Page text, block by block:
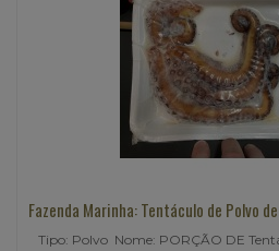
Fazenda Marinha: Tentáculo de Polvo
Tipo: Polvo Nome: PORÇÃO DE